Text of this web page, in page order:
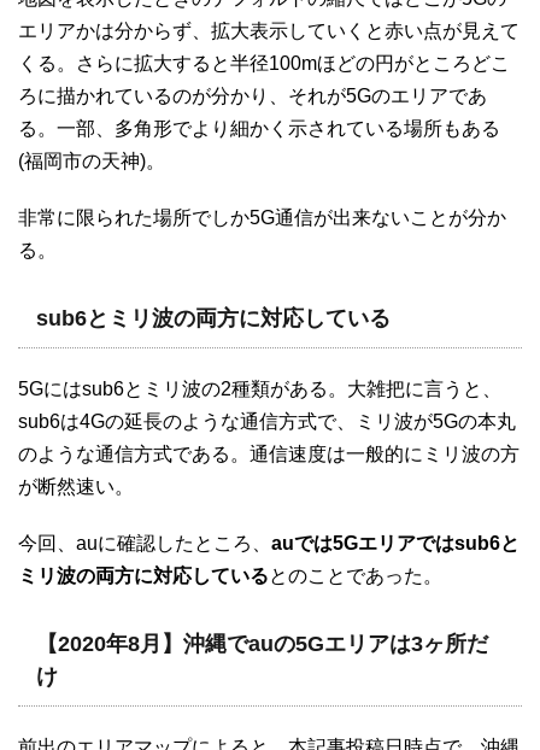
エリアかは分からず、拡大表示していくと赤い点が見えて
くる。さらに拡大すると半径100mほどの円がところどこ
ろに描かれているのが分かり、それが5Gのエリアであ
る。一部、多角形でより細かく示されている場所もある
(福岡市の天神)。
非常に限られた場所でしか5G通信が出来ないことが分か
る。
sub6とミリ波の両方に対応している
5Gにはsub6とミリ波の2種類がある。大雑把に言うと、
sub6は4Gの延長のような通信方式で、ミリ波が5Gの本丸
のような通信方式である。通信速度は一般的にミリ波の方
が断然速い。
今回、auに確認したところ、 auでは5Gエリアではsub6と
ミリ波の両方に対応しているとのことであった。
【2020年8月】沖縄でauの5Gエリアは3ヶ所だ
け